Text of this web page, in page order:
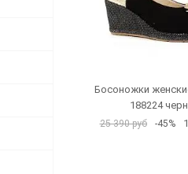
Босоножки
188224
25 390 руб -45%